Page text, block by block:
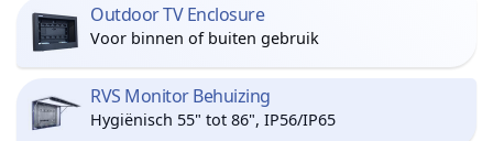
Outdoor TV Enclosure
Voor binnen of buiten gebruik
RVS Monitor Behuizing
Hygiënisch 55" tot 86", IP56/IP65